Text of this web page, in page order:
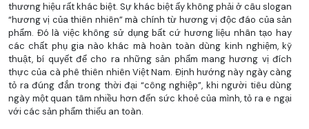
thương hiệu rất khác biệt. Sự khác biệt ấy không phải ở câu slogan
“hương vị của thiên nhiên” mà chính từ hương vị độc đáo của sản
phẩm. Đó là việc không sử dụng bất cứ hương liệu nhân tạo hay
các chất phụ gia nào khác mà hoàn toàn dùng kinh nghiệm, kỹ
thuật, bí quyết để cho ra những sản phẩm mang hương vị đích
thực của cà phê thiên nhiên Việt Nam. Định hướng này ngày càng
tỏ ra đúng đắn trong thời đại “công nghiệp”, khi người tiêu dùng
ngày một quan tâm nhiều hơn đến sức khoẻ của mình, tỏ ra e ngại
với các sản phẩm thiếu an toàn.